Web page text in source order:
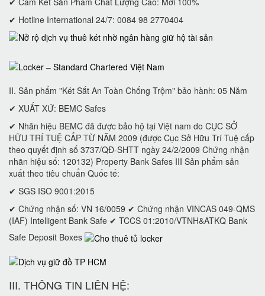
✔ Hotline International 24/7: 0084 98 2770404
II. Sản phẩm "Két Sắt An Toàn Chống Trộm" bảo hành: 05 Năm
✔ XUẤT XỨ: BEMC Safes
✔ Nhãn hiệu BEMC đã được bảo hộ tại Việt nam do CỤC SỞ
HỮU TRÍ TUỆ CẤP TỪ NĂM 2009 (được Cục Sở Hữu Trí Tuệ cấp
theo quyết định số 3737/QĐ-SHTT ngày 24/2/2009 Chứng nhận
nhãn hiệu số: 120132) Property Bank Safes III Sản phẩm sản
xuất theo tiêu chuẩn Quốc tế:
✔ SGS ISO 9001:2015
✔ Chứng nhận số: VN 16/0059 ✔ Chứng nhận VINCAS 049-QMS
(IAF) Intelligent Bank Safe ✔ TCCS 01:2010/VTNH&ATKQ Bank
Safe Deposit Boxes
III. THÔNG TIN LIÊN HỆ: